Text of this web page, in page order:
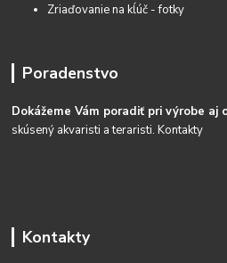
Zriaďovanie na kĺúč - fotky
Poradenstvo
Dokážeme Vám poradiť pri výrobe
skúsený akvaristi a teraristi.Kontakty
Kontakty